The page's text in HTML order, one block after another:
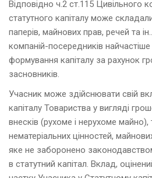
Відповідно ч.2 ст.115 Цивільного
статутного капіталу може
паперів, майнових прав, речей та
компаній-посередників найчастіше
формування капіталу за рахунок
засновників.
Учасник може здійснювати свій
капіталу Товариства у вигляді
внесків (рухоме і нерухоме
нематеріальних цінностей,
яке не заборонено
в статутний капітал. Вклад,